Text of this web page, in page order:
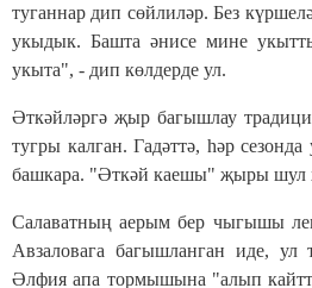
туганнар дип сөйлиләр. Без
укыдык. Башта әнисе мине
укыта", - дип көлдерде ул.
Әткәйләргә җыр багышлау
тугры калган. Гадәттә, һәр
башкара. "Әткәй каешы" җыры шул
Салаватның аерым бер чыгышы
Авзаловага багышланган иде,
Әлфия апа тормышына "алып